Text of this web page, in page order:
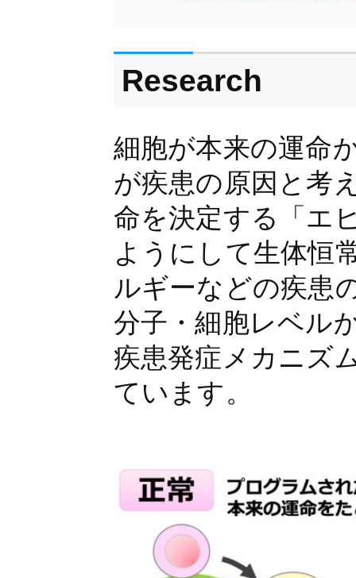
Research
細胞が本来の運命
が疾患の原因と考
命を決定する「エ
ようにして生体恒
ルギーなどの疾患
分子・細胞レベル
疾患発症メカニズ
ています。